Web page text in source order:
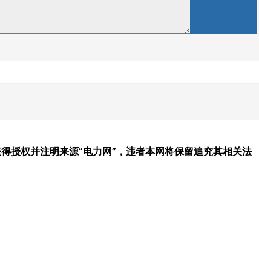
授权并注明来源“电力网”，违者本网将保留追究其相关法